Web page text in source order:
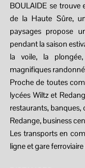
BOULAIDE se
de la Haute Sûre,
paysages propose
pendant la saison
la voile, la
magnifiques
Proche de toutes
lycées Wiltz et
restaurants,
Redange, business
Les transports en
ligne et gare